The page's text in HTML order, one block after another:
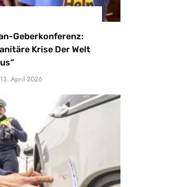
Geberkonferenz:
Krise Der Welt
13. April 2026